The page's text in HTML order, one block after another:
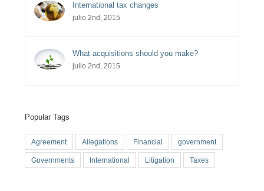
International tax changes
julio 2nd, 2015
What acquisitions should you make?
julio 2nd, 2015
Popular Tags
Agreement Allegations Financial government
Governments International Litigation Taxes